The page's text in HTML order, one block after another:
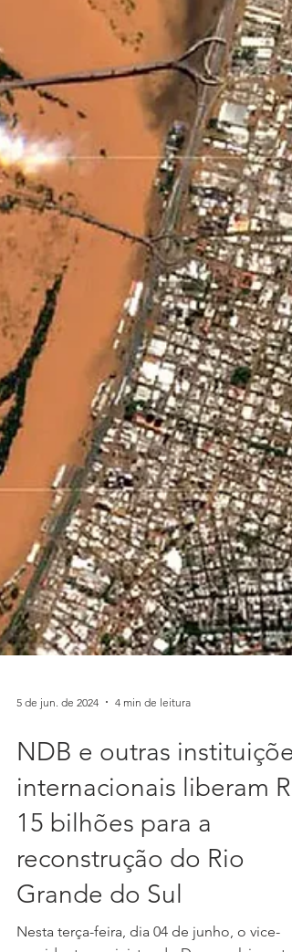
5 de jun. de 2024 4 min de leitura
NDB e outras instituições
internacionais liberam R$
15 bilhões para a
reconstrução do Rio
Grande do Sul